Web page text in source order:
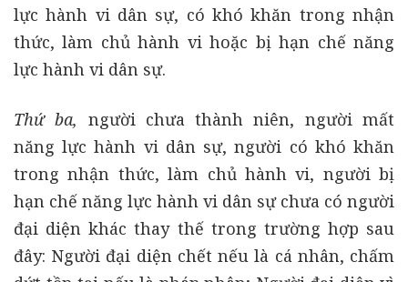
lực hành vi dân sự, có khó khăn trong nhận
thức, làm chủ hành vi hoặc bị hạn chế năng
lực hành vi dân sự.
Thứ ba, người chưa thành niên, người mất
năng lực hành vi dân sự, người có khó khăn
trong nhận thức, làm chủ hành vi, người bị
hạn chế năng lực hành vi dân sự chưa có người
đại diện khác thay thế trong trường hợp sau
đây: Người đại diện chết nếu là cá nhân, chấm